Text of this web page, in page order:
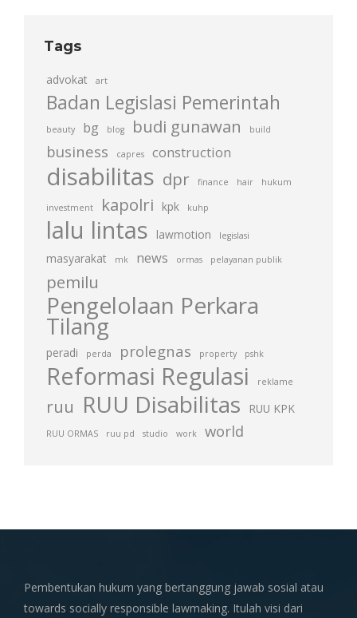
Tags
advokat art
Badan Legislasi Pemerintah
beauty bg blog budi gunawan build
business capres construction
disabilitas dpr finance hair hukum
investment kapolri kpk kuhp
lalu lintas lawmotion legislasi
masyarakat mk news ormas pelayanan publik
pemilu
Pengelolaan Perkara
Tilang
peradi perda prolegnas property pshk
Reformasi Regulasi reklame
ruu RUU Disabilitas RUU KPK
RUU ORMAS ruu pd studio work world
Pembentukan hukum yang bertanggung jawab sosial atau
towards socially responsible lawmaking. Itulah visi dari